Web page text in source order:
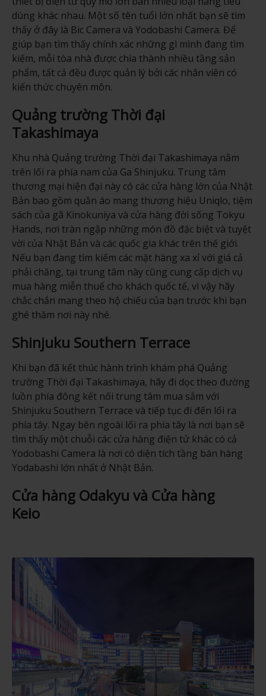
dùng khác nhau. Một số tên tuổi lớn nhất bạn sẽ tìm
thấy ở đây là Bic Camera và Yodobashi Camera. Để
giúp bạn tìm thấy chính xác những gì mình đang tìm
kiếm, mỗi tòa nhà được chia thành nhiều tầng sản
phẩm, tất cả đều được quản lý bởi các nhân viên có
kiến thức chuyên môn.
Quảng trường Thời đại
Takashimaya
Khu nhà Quảng trường Thời đại Takashimaya nằm
trên lối ra phía nam của Ga Shinjuku. Trung tâm
thương mại hiện đại này có các cửa hàng lớn của Nhật
Bản bao gồm quần áo mang thương hiệu Uniqlo, tiệm
sách của gã Kinokuniya và cửa hàng đời sống Tokyu
Hands, nơi tràn ngập những món đồ đặc biệt và tuyệt
vời của Nhật Bản và các quốc gia khác trên thế giới.
Nếu bạn đang tìm kiếm các mặt hàng xa xỉ với giá cả
phải chăng, tại trung tâm này cũng cung cấp dịch vụ
mua hàng miễn thuế cho khách quốc tế, vì vậy hãy
chắc chắn mang theo hộ chiếu của bạn trước khi bạn
ghé thăm nơi này nhé.
Shinjuku Southern Terrace
Khi bạn đã kết thúc hành trình khám phá Quảng
trường Thời đại Takashimaya, hãy đi dọc theo đường
luồn phía đông kết nối trung tâm mua sắm với
Shinjuku Southern Terrace và tiếp tục đi đến lối ra
phía tây. Ngay bên ngoài lối ra phía tây là nơi bạn sẽ
tìm thấy một chuỗi các cửa hàng điện tử khác có cả
Yodobashi Camera là nơi có diện tích tầng bán hàng
Yodabashi lớn nhất ở Nhật Bản.
Cửa hàng Odakyu và Cửa hàng
Keio